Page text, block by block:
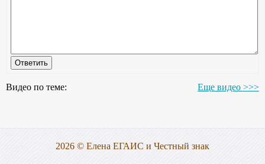
Видео по теме: Еще видео >>>
2026 © Елена ЕГАИС и Честный знак